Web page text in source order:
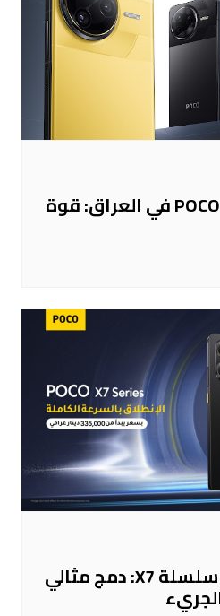
إطلاق سلسلة POCO F7 في العراق: قوة
POCO تكشف عن سلسلة X7: دمج مثالي